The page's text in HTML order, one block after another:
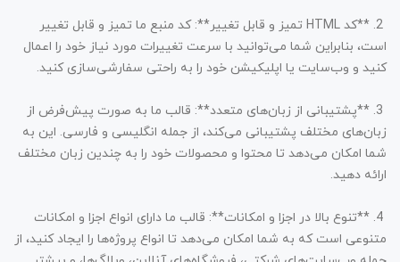
2. **کد HTML تمیز و قابل تغییر**: کد منبع ما تمیز و قابل تغییر
است، بنابراین شما می‌توانید با سرعت تغییرات مورد نیاز خود را اعمال
کنید و وب‌سایت یا اپلیکیشن خود را به راحتی سفارشی‌سازی کنید.
3. **پشتیبانی از زبان‌های متعدد**: قالب ما به صورت پیش‌فرض از
زبان‌های مختلف پشتیبانی می‌کند، از جمله انگلیسی و فارسی. این به
شما امکان می‌دهد تا محتوا و محصولات خود را به چندین زبان مختلف
ارائه دهید.
4. **تنوع بالا در اجزا و امکانات**: قالب ما دارای انواع اجزا و امکانات
متنوعی است که به شما امکان می‌دهد تا انواع پروژه‌ها را ایجاد کنید، از